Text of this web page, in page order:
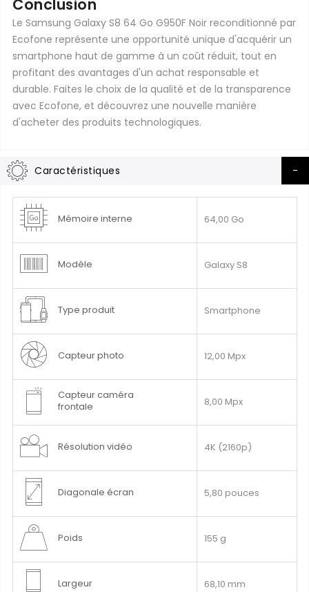
Conclusion
Le Samsung Galaxy S8 64 Go G950F Noir reconditionné par
Ecofone représente une opportunité unique d'acquérir un
smartphone haut de gamme à un coût réduit, tout en
profitant des avantages d'un achat responsable et
durable. Faites le choix de la qualité et de la transparence
avec Ecofone, et découvrez une nouvelle manière
d'acheter des produits technologiques.
Caractéristiques
Plus
d’informationMémoire interne 64,00 Go
Modèle Galaxy S8
Type produit Smartphone
Capteur photo 12,00 Mpx
Capteur caméra
frontale
8,00 Mpx
Résolution vidéo 4K (2160p)
Diagonale écran 5,80 pouces
Poids 155 g
Largeur 68,10 mm